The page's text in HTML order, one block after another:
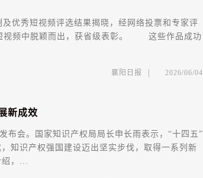
优秀短视频评选结果揭晓，经网络投票和专家评
而出，获省级表彰。 这些作品成功
襄阳日报 | 2026/06/04
新成效
布会。国家知识产权局局长申长雨表示，“十四五”
知识产权强国建设迈出坚实步伐，取得一系列新
，...